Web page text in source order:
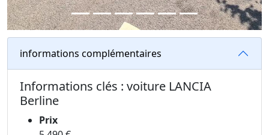
informations complémentaires
Informations clés : voiture LANCIA
Berline
Prix